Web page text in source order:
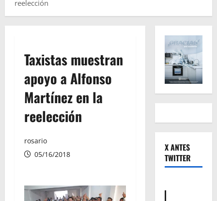
reelección
Taxistas muestran
apoyo a Alfonso
Martínez en la
reelección
rosario
05/16/2018
X ANTES
TWITTER